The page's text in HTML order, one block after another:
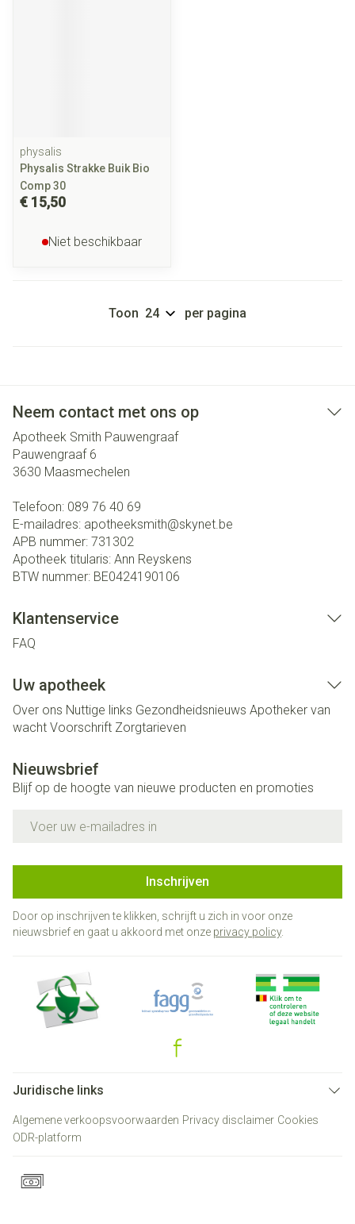
physalis
Physalis Strakke Buik Bio
Comp 30
€ 15,50
Niet beschikbaar
Toon per pagina
Neem contact met ons op
Apotheek Smith Pauwengraaf
Pauwengraaf 6
3630 Maasmechelen
Telefoon: 089 76 40 69
E-mailadres: apotheeksmith@skynet.be
APB nummer: 731302
Apotheek titularis: Ann Reyskens
BTW nummer: BE0424190106
Klantenservice
FAQ
Uw apotheek
Over ons Nuttige links Gezondheidsnieuws Apotheker van
wacht Voorschrift Zorgtarieven
Nieuwsbrief
Blijf op de hoogte van nieuwe producten en promoties
Inschrijven
Door op inschrijven te klikken, schrijft u zich in voor onze
nieuwsbrief en gaat u akkoord met onze privacy policy.
Juridische links
Algemene verkoopsvoorwaarden Privacy disclaimer Cookies
ODR-platform